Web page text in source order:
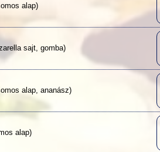
alap)
sajt, gomba)
alap, ananász)
alap)